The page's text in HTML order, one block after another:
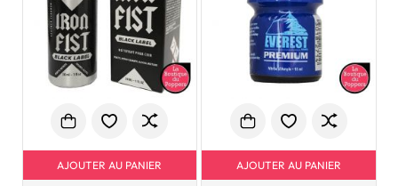
AJOUTER AU PANIER AJOUTER AU PANIER